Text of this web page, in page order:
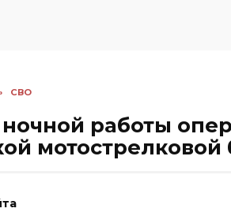
СВО
работы